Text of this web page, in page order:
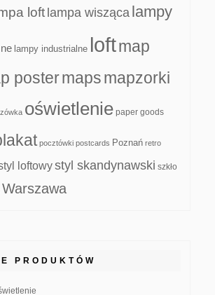
loft lampa wisząca lampy
lampy industrialne loftmap
postermapsmapzorki
oświetlenie paper goods
pocztówki postcards Poznań retro
loftowystyl skandynawski szkło
Warszawa
PRODUKTÓW